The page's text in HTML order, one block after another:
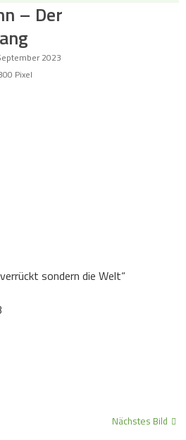
– Der
2023
Pixel
sondern die Welt“
Nächstes Bild